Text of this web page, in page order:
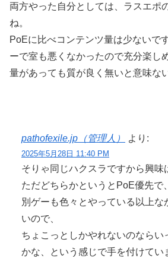
両方やった自分としては、ラスエポ
ね。
PoEに比べコンテンツ量は少ないで
ーで室も悪くなかったので充分楽し
量があっても質が良く無いと意味な
pathofexile.jp（管理人） より:
2025年5月28日 11:40 PM
そりゃ同じハクスラですから興味
ただどちらかというとPoE優先で、
別ゲーも色々とやっている以上な
いので、
ちょこっとしかやれないのならい
かな、という感じで手を付けてい